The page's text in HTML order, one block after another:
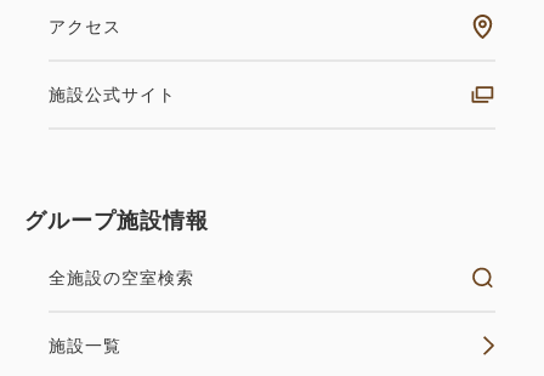
アクセス
施設公式サイト
グループ施設情報
全施設の空室検索
施設一覧